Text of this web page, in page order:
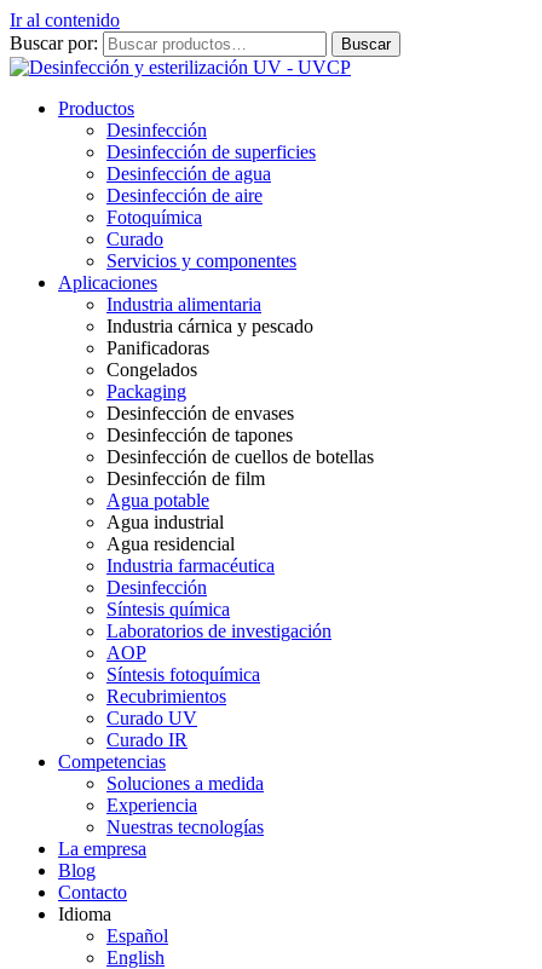
Ir al contenido
Buscar por:
Buscar
Productos
Desinfección
Desinfección de superficies
Desinfección de agua
Desinfección de aire
Fotoquímica
Curado
Servicios y componentes
Aplicaciones
Industria alimentaria
Industria cárnica y pescado
Panificadoras
Congelados
Packaging
Desinfección de envases
Desinfección de tapones
Desinfección de cuellos de botellas
Desinfección de film
Agua potable
Agua industrial
Agua residencial
Industria farmacéutica
Desinfección
Síntesis química
Laboratorios de investigación
AOP
Síntesis fotoquímica
Recubrimientos
Curado UV
Curado IR
Competencias
Soluciones a medida
Experiencia
Nuestras tecnologías
La empresa
Blog
Contacto
Idioma
Español
English